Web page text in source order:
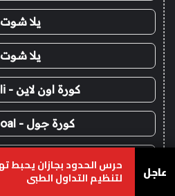
يلا شوت
يلا شوت
كورة اون لاين - kora onli
كورة جول - kora goal
عاجل لتنظيم التداول الطبي